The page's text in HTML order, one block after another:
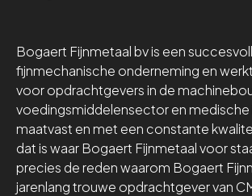
Bogaert Fijnmetaal bv is een
fijnmechanische onderneming en
voor opdrachtgevers in de
voedingsmiddelensector en medische
maatvast en met een constante
dat is waar Bogaert Fijnmetaal voor
precies de reden waarom Bogaert
jarenlang trouwe opdrachtgever van